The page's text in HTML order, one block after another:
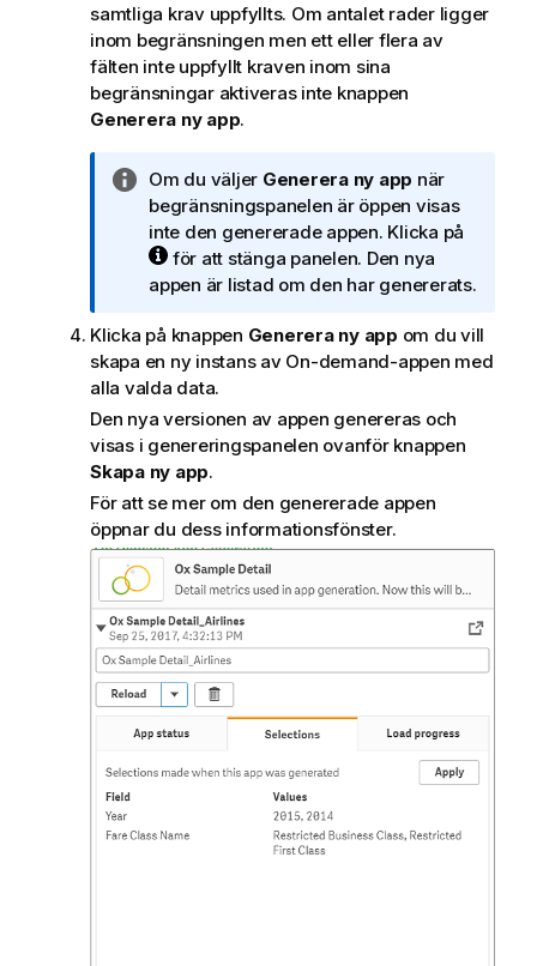
samtliga krav uppfyllts. Om antalet rader ligger
inom begränsningen men ett eller flera av
fälten inte uppfyllt kraven inom sina
begränsningar aktiveras inte knappen
Generera ny app.
A
n
t
e
c
n
i
n
g
o
m
i
n
f
o
r
m
a
t
i
o
Om du väljer Generera ny app när
begränsningspanelen är öppen visas
inte den genererade appen. Klicka på
för att stänga panelen. Den nya
appen är listad om den har genererats.
Klicka på knappen Generera ny app om du vill
skapa en ny instans av On-demand-appen med
alla valda data.
Den nya versionen av appen genereras och
visas i genereringspanelen ovanför knappen
Skapa ny app.
För att se mer om den genererade appen
öppnar du dess informationsfönster.